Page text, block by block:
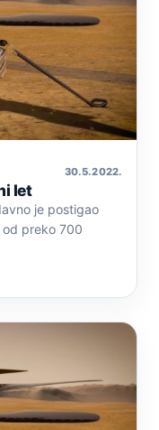
30. 5. 2022.
let
je postigao
od preko 700